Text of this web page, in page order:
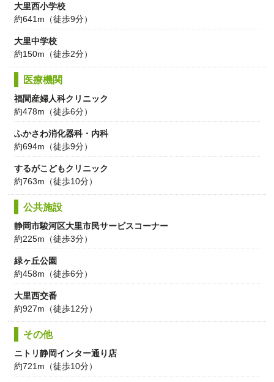
大里西小学校
約641m（徒歩9分）
大里中学校
約150m（徒歩2分）
医療機関
福間産婦人科クリニック
約478m（徒歩6分）
ふかさわ消化器科・内科
約694m（徒歩9分）
するがこどもクリニック
約763m（徒歩10分）
公共施設
静岡市駿河区大里市民サービスコーナー
約225m（徒歩3分）
緑ヶ丘公園
約458m（徒歩6分）
大里西交番
約927m（徒歩12分）
その他
ニトリ静岡インター通り店
約721m（徒歩10分）